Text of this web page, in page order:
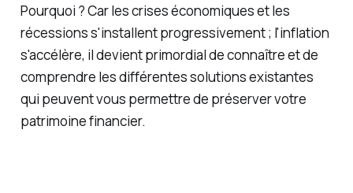
Pourquoi ? Car les crises économiques et les
récessions s'installent progressivement ; l'inflation
s'accélère, il devient primordial de connaître et de
comprendre les différentes solutions existantes
qui peuvent vous permettre de préserver votre
patrimoine financier.